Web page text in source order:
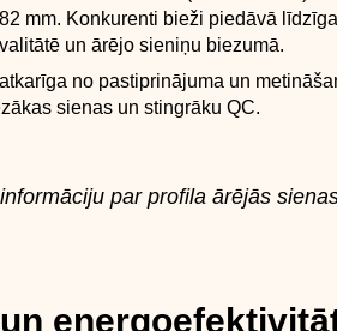
mm. Konkurenti bieži piedāvā
un ārējo sieniņu biezumā.
no pastiprinājuma un
sienas un stingrāku QC.
par profila ārējās